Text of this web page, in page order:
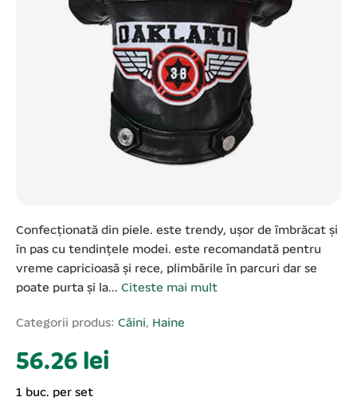
Confecționată din piele. este trendy, ușor de îmbrăcat și
în pas cu tendințele modei. este recomandată pentru
vreme capricioasă și rece, plimbările în parcuri dar se
poate purta și la... Citeste mai mult
Categorii produs: Câini, Haine
56.26 lei
1 buc. per set